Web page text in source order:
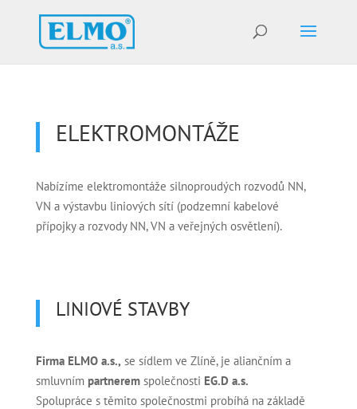
ELEKTROMONTÁŽE
Nabízíme elektromontáže silnoproudých rozvodů NN,
VN a výstavbu liniových sítí (podzemní kabelové
přípojky a rozvody NN, VN a veřejných osvětlení).
LINIOVÉ STAVBY
Firma ELMO a.s., se sídlem ve Zlíně, je aliančním a
smluvním partnerem společnosti EG.D a.s.
Spolupráce s těmito společnostmi probíhá na základě